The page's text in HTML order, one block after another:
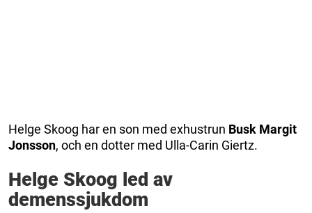
Helge Skoog har en son med exhustrun Busk Margit
Jonsson, och en dotter med Ulla-Carin Giertz.
Helge Skoog led av
demenssjukdom